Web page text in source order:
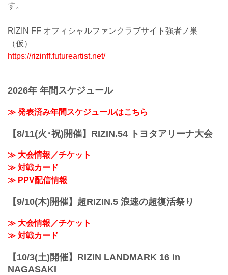
す。
RIZIN FF オフィシャルファンクラブサイト強者ノ巣
（仮）
https://rizinff.futureartist.net/
2026年 年間スケジュール
≫ 発表済み年間スケジュールはこちら
【8/11(火･祝)開催】RIZIN.54 トヨタアリーナ大会
≫ 大会情報／チケット
≫ 対戦カード
≫ PPV配信情報
【9/10(木)開催】超RIZIN.5 浪速の超復活祭り
≫ 大会情報／チケット
≫ 対戦カード
【10/3(土)開催】RIZIN LANDMARK 16 in
NAGASAKI